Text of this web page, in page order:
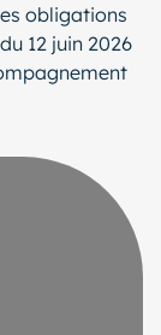
obligations
12 juin 2026